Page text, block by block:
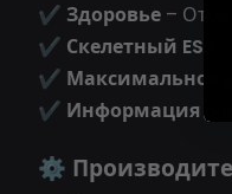
✔ Здоровье –
✔ Скелетный ESP
✔ Максимальное
✔ Информация о
⚙️